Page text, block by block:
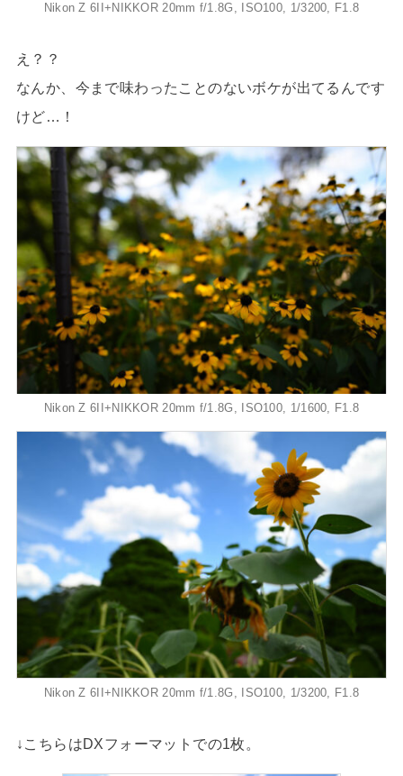
Nikon Z 6II+NIKKOR 20mm f/1.8G, ISO100, 1/3200, F1.8
え？？
なんか、今まで味わったことのないボケが出てるんです
けど…！
Nikon Z 6II+NIKKOR 20mm f/1.8G, ISO100, 1/1600, F1.8
Nikon Z 6II+NIKKOR 20mm f/1.8G, ISO100, 1/3200, F1.8
↓こちらはDXフォーマットでの1枚。